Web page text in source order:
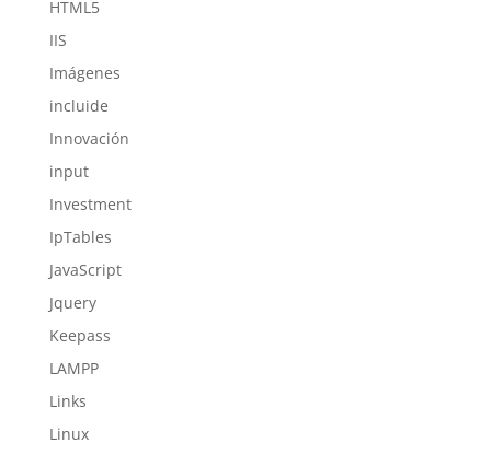
HTML5
IIS
Imágenes
incluide
Innovación
input
Investment
IpTables
JavaScript
Jquery
Keepass
LAMPP
Links
Linux